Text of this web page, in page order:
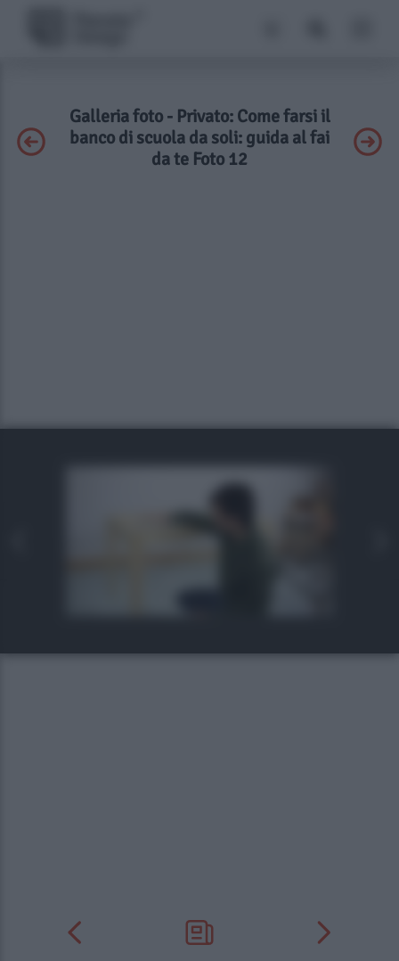
Galleria foto - Privato: Come farsi il
banco di scuola da soli: guida al fai
da te Foto 12